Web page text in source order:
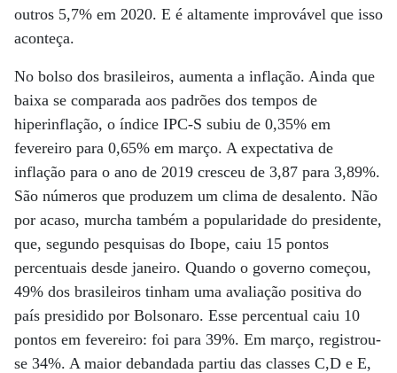
outros 5,7% em 2020. E é altamente improvável que isso
aconteça.
No bolso dos brasileiros, aumenta a inflação. Ainda que
baixa se comparada aos padrões dos tempos de
hiperinflação, o índice IPC-S subiu de 0,35% em
fevereiro para 0,65% em março. A expectativa de
inflação para o ano de 2019 cresceu de 3,87 para 3,89%.
São números que produzem um clima de desalento. Não
por acaso, murcha também a popularidade do presidente,
que, segundo pesquisas do Ibope, caiu 15 pontos
percentuais desde janeiro. Quando o governo começou,
49% dos brasileiros tinham uma avaliação positiva do
país presidido por Bolsonaro. Esse percentual caiu 10
pontos em fevereiro: foi para 39%. Em março, registrou-
se 34%. A maior debandada partiu das classes C,D e E,